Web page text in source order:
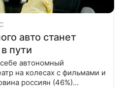
авто станет
пути
автономный
на колесах с фильмами и
россиян (46%)